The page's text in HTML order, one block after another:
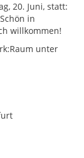
20. Juni, statt:
in
willkommen!
unter